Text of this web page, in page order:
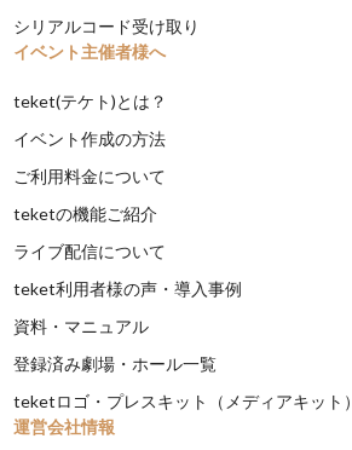
シリアルコード受け取り
イベント主催者様へ
teket(テケト)とは？
イベント作成の方法
ご利用料金について
teketの機能ご紹介
ライブ配信について
teket利用者様の声・導入事例
資料・マニュアル
登録済み劇場・ホール一覧
teketロゴ・プレスキット（メディアキット）
運営会社情報